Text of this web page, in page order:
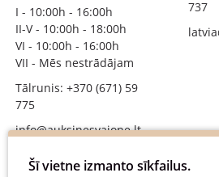
I - 10:00h - 16:00h
II-V - 10:00h - 18:00h
VI - 10:00h - 16:00h
VII - Mēs nestrādājam
Tālrunis: +370 (671) 59
775
info@auksinesvajone.lt
SEKOJIET MUMS
737
Šī vietne izmanto sīkfailus.